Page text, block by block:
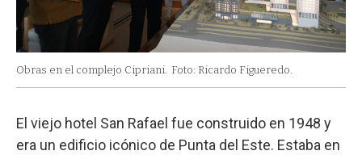
Obras en el complejo Cipriani. Foto: Ricardo Figueredo.
El viejo hotel San Rafael fue construido en 1948 y
era un edificio icónico de Punta del Este. Estaba en